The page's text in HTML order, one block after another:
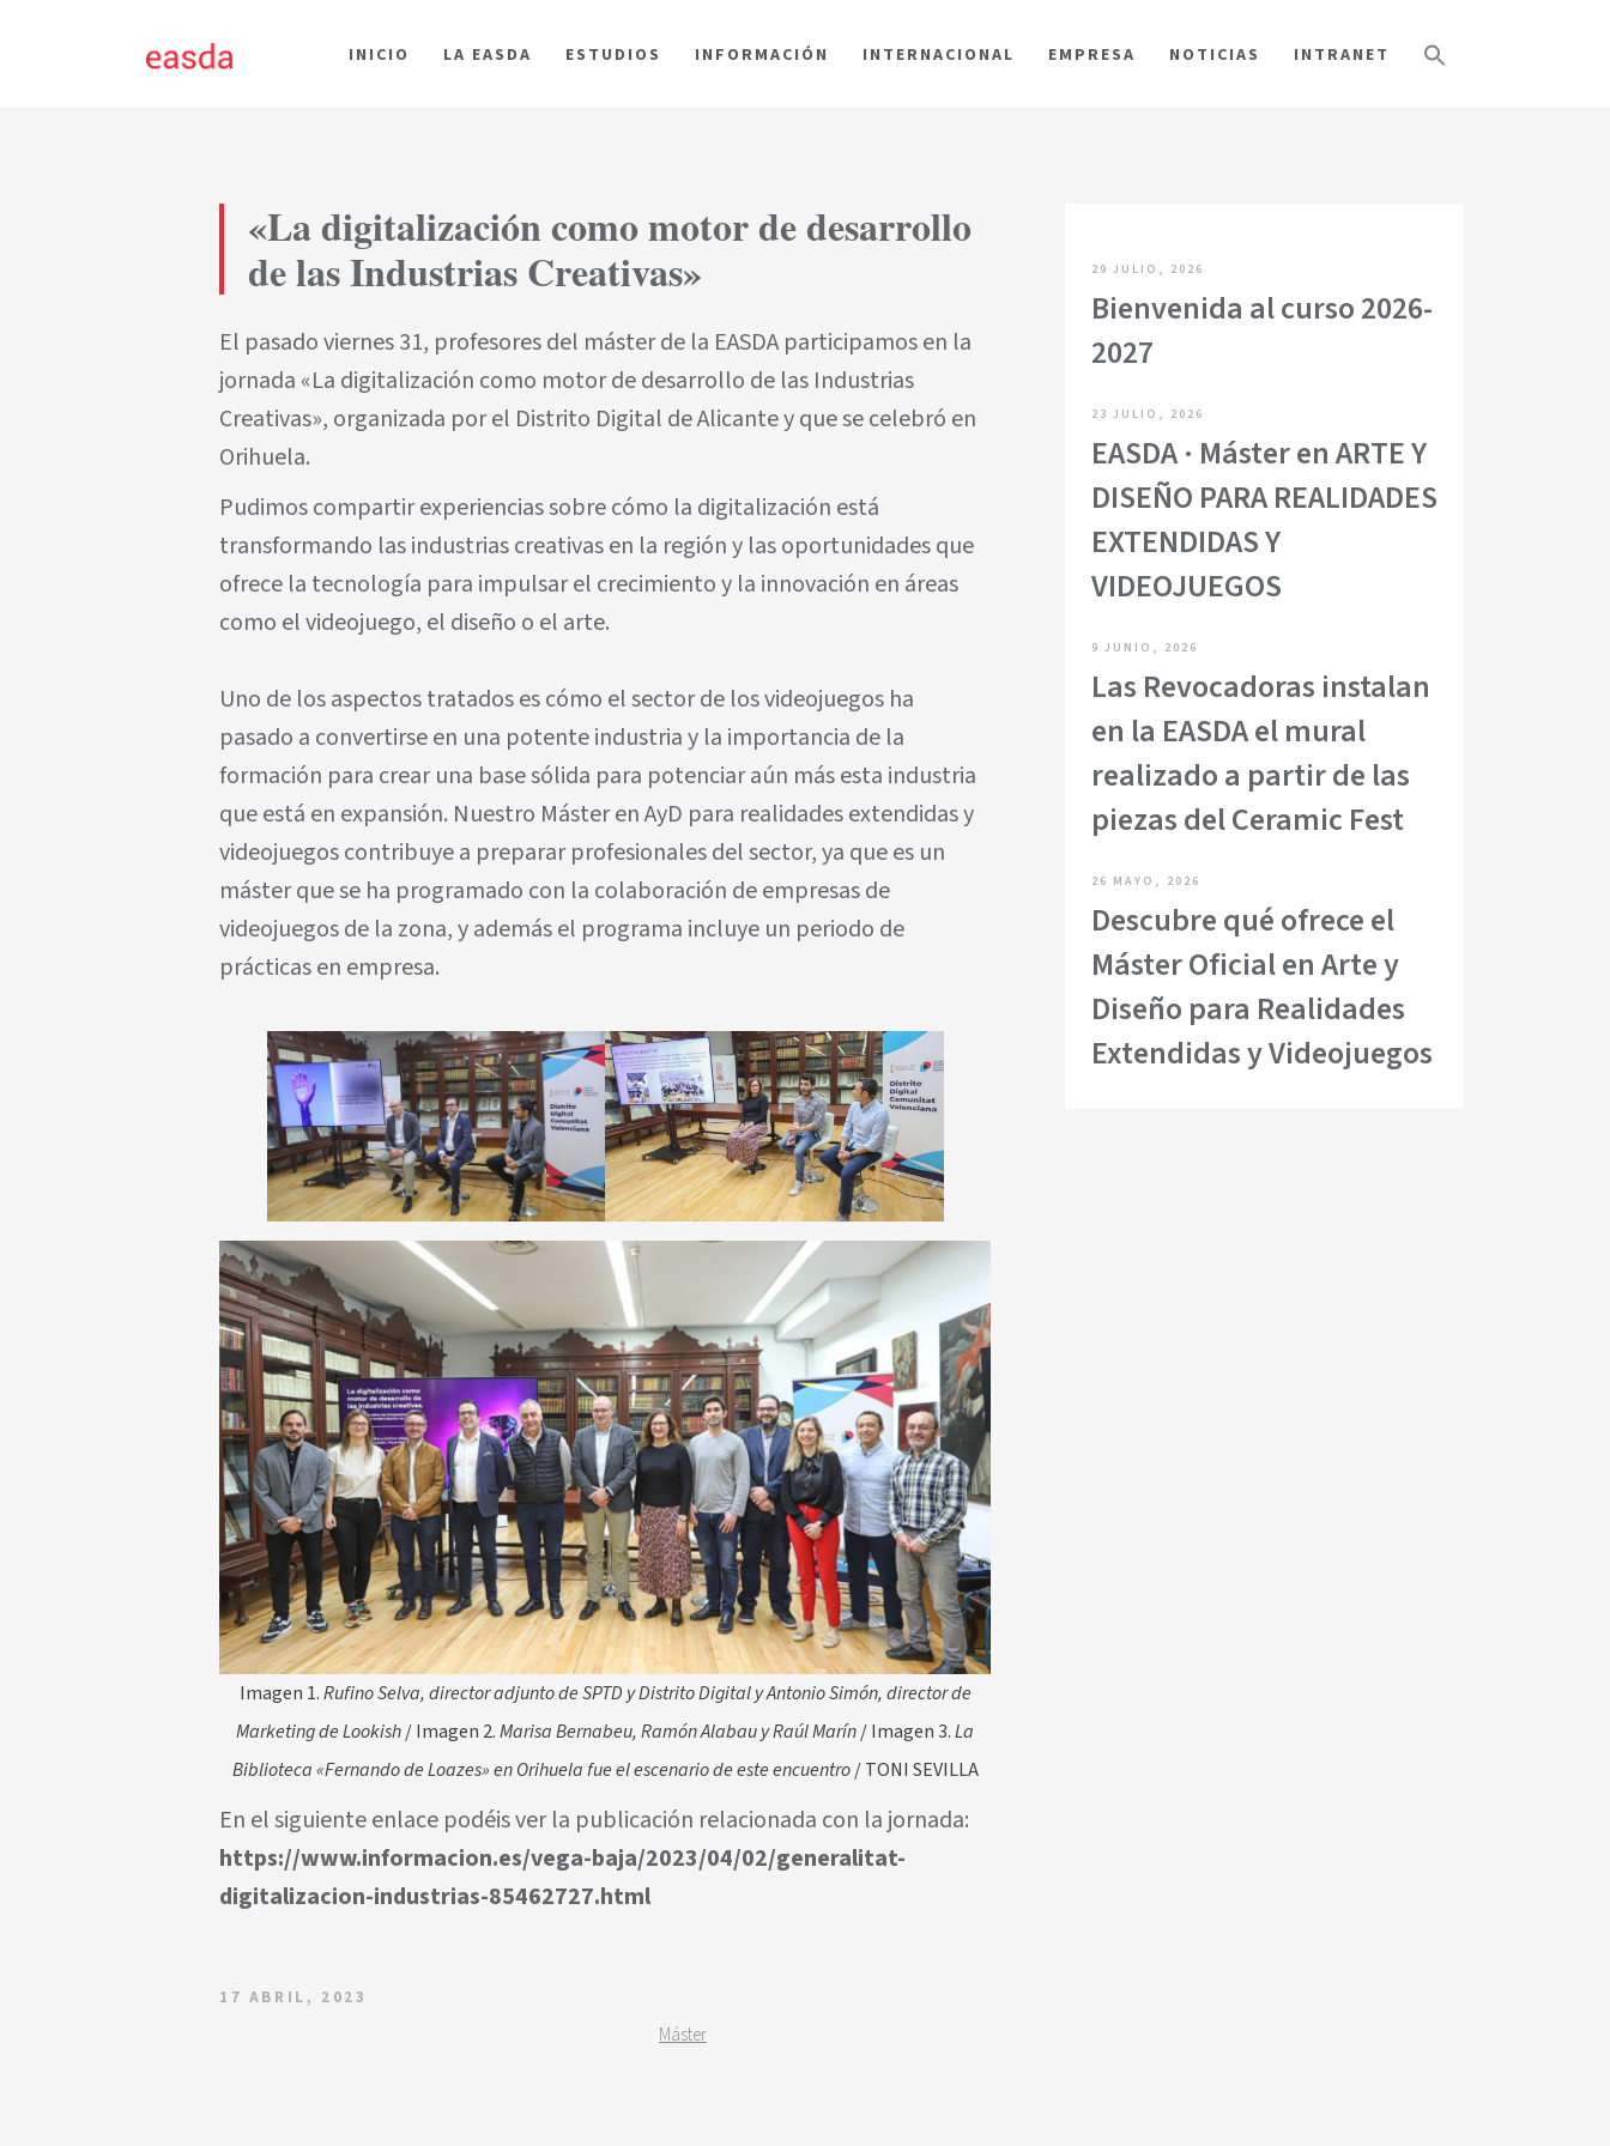
INICIO LA EASDA ESTUDIOS INFORMACIÓN INTERNACIONAL EMPRESA NOTICIAS INTRANET
«La digitalización como motor de desarrollo
de las Industrias Creativas»
El pasado viernes 31, profesores del máster de la EASDA participamos en la
jornada «La digitalización como motor de desarrollo de las Industrias
Creativas», organizada por el Distrito Digital de Alicante y que se celebró en
Orihuela.
Pudimos compartir experiencias sobre cómo la digitalización está
transformando las industrias creativas en la región y las oportunidades que
ofrece la tecnología para impulsar el crecimiento y la innovación en áreas
como el videojuego, el diseño o el arte.
Uno de los aspectos tratados es cómo el sector de los videojuegos ha
pasado a convertirse en una potente industria y la importancia de la
formación para crear una base sólida para potenciar aún más esta industria
que está en expansión. Nuestro Máster en AyD para realidades extendidas y
videojuegos contribuye a preparar profesionales del sector, ya que es un
máster que se ha programado con la colaboración de empresas de
videojuegos de la zona, y además el programa incluye un periodo de
prácticas en empresa.
Imagen 1.Rufino Selva, director adjunto de SPTD y Distrito Digital y Antonio Simón, director de
Marketing de Lookish/ Imagen 2.Marisa Bernabeu, Ramón Alabau y Raúl Marín/ Imagen 3.La
Biblioteca «Fernando de Loazes» en Orihuela fue el escenario de este encuentro/ TONI SEVILLA
En el siguiente enlace podéis ver la publicación relacionada con la jornada:
https://www.informacion.es/vega-baja/2023/04/02/generalitat-
digitalizacion-industrias-85462727.html
17 ABRIL, 2023
Máster
29 JULIO, 2026
Bienvenida al curso 2026-
2027
23 JULIO, 2026
EASDA · Máster en ARTE Y
DISEÑO PARA REALIDADES
EXTENDIDAS Y
VIDEOJUEGOS
9 JUNIO, 2026
Las Revocadoras instalan
en la EASDA el mural
realizado a partir de las
piezas del Ceramic Fest
26 MAYO, 2026
Descubre qué ofrece el
Máster Oficial en Arte y
Diseño para Realidades
Extendidas y Videojuegos